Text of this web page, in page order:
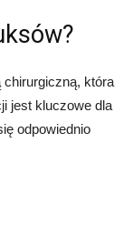
chirurgiczną, która
jest kluczowe dla
odpowiednio